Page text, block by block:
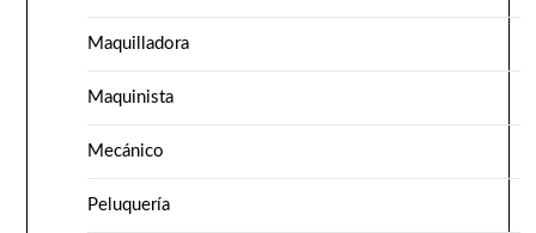
Maquilladora
Maquinista
Mecánico
Peluquería